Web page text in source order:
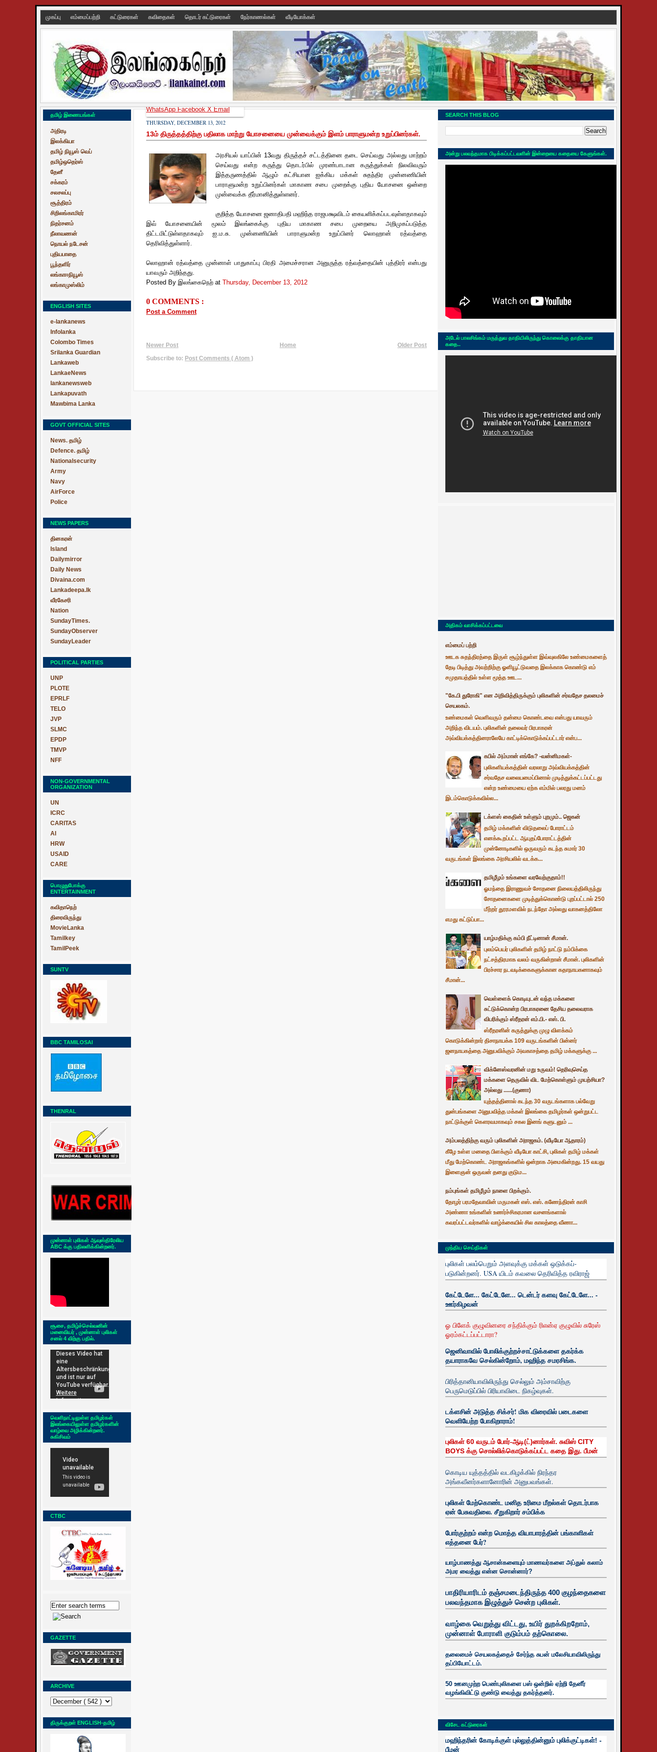
முகப்பு எம்மைப்பற்றி கட்டுரைகள் கவிதைகள் தொடர் கட்டுரைகள் நேர்காணல்கள் வீடியோக்கள்
தமிழ் இணையங்கள்
அதிரடி
இலக்கியா
தமிழ் நியூஸ் வெப்
தமிழ்ஒதெர்ஸ்
தேனீ
சக்கரம்
சலசலப்பு
சூத்திரம்
சிறிலங்காமிரர்
நிதர்சனம்
நீலாவணன்
நொயல் நடேசன்
புதியபாதை
பூந்தளிர்
லங்காஈநியூஸ்
லங்காமுஸ்லிம்
ENGLISH SITES
e-lankanews
Infolanka
Colombo Times
Srilanka Guardian
Lankaweb
LankaeNews
lankanewsweb
Lankapuvath
Mawbima Lanka
GOVT OFFICIAL SITES
News. தமிழ்
Defence. தமிழ்
Nationalsecurity
Army
Navy
AirForce
Police
NEWS PAPERS
தினகரன்
Island
Dailymirror
Daily News
Divaina.com
Lankadeepa.lk
வீரகேசரி
Nation
SundayTimes.
SundayObserver
SundayLeader
POLITICAL PARTIES
UNP
PLOTE
EPRLF
TELO
JVP
SLMC
EPDP
TMVP
NFF
NON-GOVERNMENTAL
ORGANIZATION
UN
ICRC
CARITAS
AI
HRW
USAID
CARE
பொழுதுபோக்கு
ENTERTAINMENT
கவிதாநெற்
திரைவிருந்து
MovieLanka
Tamilkey
TamilPeek
SUNTV
BBC TAMILOSAI
THENRAL
முன்னாள் புலிகள் ஆவுஸ்திரேலிய
ABC க்கு பதிலளிக்கின்றனர்.
சூசை, தமிழ்ச்செல்வனின்
மனைவியர் , முன்னாள் புலிகள்
சனல் 4 விற்கு பதில்.
வெளிநாட்டிலுள்ள தமிழர்கள்
இலங்கையிலுள்ள தமிழர்களின்
வாழ்வை அழிக்கின்றனர்.
சுகிசிவம்
CTBC
GAZETTE
ARCHIVE
திருக்குறள் ENGLISH-தமிழ்
THURSDAY, DECEMBER 13, 2012
13ம் திருத்தத்திற்கு பதிலாக மாற்று யோசனையை முன்வைக்கும் இளம் பாராளுமன்ற உறுப்பினர்கள்.
அரசியல் யாப்பின் 13வது திருத்தச் சட்டத்தினை தடை செய்வது அல்லது மாற்றம்
செய்வது என்ற கருத்து தொடர்பில் முரண்பாடான கருத்துக்கள் நிலவிவரும்
இத்தருணத்தில் ஆழும் கட்சியான ஐக்கிய மக்கள் சுதந்திர முன்னணியின்
பாராளுமன்ற உறுப்பினர்கள் மாகாண சபை முறைக்கு புதியயோசனை ஒன்றை
முன்வைக்க தீர்மானித்துள்ளனர்.
குறித்த யோசனை ஜனாதிபதி மஹிந்த ராஜபக்ஷவிடம் கையளிக்கப்படவுள்ளதாகவும்
இவ் யோசனையின் மூலம் இலங்கைக்கு புதிய மாகாண சபை முறையை அறிமுகப்படுத்த
திட்டமிட்டுள்ளதாகவும் ஐ.ம.சு. முன்னணியின் பாராளுமன்ற உறுப்பினர் லொஹான் ரத்வத்தை
தெரிவித்துள்ளார்.
லொஹான் ரத்வத்தை முன்னாள் பாதுகாப்பு பிரதி அமைச்சரான அனுருத்த ரத்வத்தையின் புத்திரர் என்பது
யாவரும் அறிந்தது.
Posted By இலங்கைநெற் at Thursday, December 13, 2012
0 COMMENTS :
Post a Comment
Newer Post Older Post
Home
Subscribe to: Post Comments ( Atom )
WhatsAppFacebookXEmail
SEARCH THIS BLOG
அன்று பலவந்தமாக பிடிக்கப்பட்டவளின் இன்றையை கதையை கேளுங்கள்.
அடேல் பாலசிங்கம் மருத்துவ தாதியிலிருந்து கொலைக்கு தாதியான
கதை..
அதிகம் வாசிக்கப்பட்டவை
எம்மைப் பற்றி
ஊடக சுதந்திரத்தை இருள் சூழ்ந்துள்ள இவ்வுலகிலே உண்மைகளைத்
தேடி பிடித்து அவற்றிற்கு ஓளியூட்டுவதை இலக்காக கொண்டு எம்
சமுதாயத்தில் உள்ள மூத்த ஊட...
"கே.பி துரோகி" என அறிவித்திருக்கும் புலிகளின் சர்வதேச தலமைச்
செயலகம்.
உண்மைகள் வெளிவரும் தன்மை கொண்டவை என்பது யாவரும்
அறிந்த விடயம். புலிகளின் தலைவர் பிரபாகரன்
அவ்வியக்கத்தினராலேயே காட்டிக்கொடுக்கப்பட்டார் என்ப...
கபில் அம்மான் எங்கே? -வன்னிமகள்-
புலிகளியக்கத்தின் வரலாறு அவ்வியக்கத்தின்
சர்வதேச வலையமைப்பினால் முடித்துக்கட்டப்பட்டது
என்ற உண்மையை ஏற்க எம்மில் பலரது மனம்
இடம்கொடுக்கவில்ல...
டக்ளஸ் கைதின் உள்ளும் புறமும்.. ஜெகன்
தமிழ் மக்களின் விடுதலைப் போராட்டம்
எனக்கூறப்பட்ட ஆயுதப்போராட்டத்தின்
முன்னோடிகளில் ஒருவரும் கடந்த சுமார் 30
வருடங்கள் இலங்கை அரசியலில் வடக்க...
தமிழீழம் உங்களை வரவேற்குதாம்!!
ஓமந்தை இராணுவச் சோதனை நிலையத்திலிருந்து
சோதனைகளை முடித்துக்கொண்டு புறப்பட்டால் 250
மீற்றர் தூரமளவில் நடந்தோ அல்லது வாகனத்திலோ
எமது கட்டுப்பா...
யாழ்மதிக்கு கம்பி நீட்டினான் சீமான்.
புலம்பெயர் புலிகளின் தமிழ் நாட்டு நம்பிக்கை
நட்சத்திரமாக வலம் வருகின்றான் சீமான். புலிகளின்
பிரச்சார நடவடிக்கைகளுக்கான கதாநாயகனாகவும்
சீமான்...
வெள்ளைக் கொடியுடன் வந்த மக்களை
சுட்டுக்கொன்ற பிரபாகரனை தேசிய தலைவராக
விபரிக்கும் ஸ்ரீதரன் எம்.பி.- எஸ். பி.
ஸ்ரீதரனின் கருத்துக்கு முழு விளக்கம்
கொடுக்கின்றார் திசாநாயக்க 109 வருடங்களின் பின்னர்
ஜனநாயகத்தை அனுபவிக்கும் அவகாசத்தை தமிழ் மக்களுக்கு ...
விக்னேஸ்வரனின் மறு உருவம்! தெரிவுசெய்த
மக்களை தெருவில் விட மேற்கொள்ளும் முயற்சியா?
அல்லது ......(குணா)
யுத்தத்தினால் கடந்த 30 வருடங்களாக பல்வேறு
துன்பங்களை அனுபவித்த மக்கள் இலங்கை தமிழர்கள் ஒன்றுபட்ட
நாட்டுக்குள் கௌரவமாகவும் சகல இனங் களுடனும் ...
அம்பலத்திற்கு வரும் புலிகளின் அராஜகம். (வீடியோ ஆதாரம்)
கீழே உள்ள மனதை பிளக்கும் வீடியோ காட்சி, புலிகள் தமிழ் மக்கள்
மீது மேற்கொண்ட அராஜகங்களில் ஒன்றாக அமைகின்றது. 15 வயது
இளைஞன் ஒருவன் தனது குடும...
நம்புங்கள் தமிழீழம் நாளை பிறக்கும்.
தோழர் பரமதேவாவின் மருமகன் எஸ். எஸ். கணேந்திரன் காசி
அண்ணா உங்களின் உணர்ச்சிகரமான வசனங்களால்
கவரப்பட்டவர்களில் வாழ்க்கையில் சில காலத்தை வீணா...
முந்திய செய்திகள்
புலிகள் பலம்பெறும் அளவுக்கு மக்கள் ஒடுக்கப்-
படுகின்றனர். USA யிடம் கவலை தெரிவித்த ரவிராஜ்
கேட்டேளே... கேட்டேளே... டென்டர் களவு கேட்டேளே... -
ஊர்கிழவன்
ஓ பிளேக் குழுவினரை சந்திக்கும் ரிஎன்ஏ குழுவில் சுரேஸ்
ஓரம்கட்டப்பட்டாரா?
ஜெனிவாவில் போலிக்குற்றச்சாட்டுக்களை தகர்க்க
தயாராகவே செல்கின்றோம், மஹிந்த சமரசிங்க.
பிரித்தானியாவிலிருந்து செல்லும் அம்சாவிற்கு
பெருமெடுப்பில் பிரியாவிடை நிகழ்வுகள்.
டக்ளசின் அடுத்த சிக்சர்! மிக விரைவில் படைகளை
வெளியேற்ற போகிறாராம்!
புலிகள் 60 வருடம் போர்-ஆடி(ட்)னார்கள். சுவிஸ் CITY
BOYS க்கு சொல்லிக்கொடுக்கப்பட்ட கதை இது. பீமன்
கொடிய யுத்தத்தில் வடகிழக்கில் நிரந்தர
அங்கவீனர்களானோரின் அனுபவங்கள்.
புலிகள் மேற்கொண்ட மனித உரிமை மீறல்கள் தொடர்பாக
ஏன் பேசுவதிலை. சீறுகிறார் சம்பிக்க
போர்குற்றம் என்ற மொத்த வியாபாரத்தின் பங்காளிகள்
எத்தனை பேர்?
யாழ்பாணத்து ஆசான்களையும் மாணவர்களை அப்துல் கலாம்
அமர வைத்து என்ன சொன்னார்?
பாதிரியாரிடம் தஞ்சமடைந்திருந்த 400 குழந்தைகளை
பலவந்தமாக இழுத்துச் சென்ற புலிகள்.
வாழ்கை வெறுத்து விட்டது, உயிர் துறக்கிறறோம்,
முன்னாள் போராளி குடும்பம் தற்கொலை.
தலைமைச் செயலகத்தைச் சேர்ந்த சுபன் மலேசியாவிலிருந்து
தப்பியோட்டம்.
50 ஊனமுற்ற பெண்புலிகளை பஸ் ஒன்றில் ஏற்றி தேனீர்
வழங்கிவிட்டு குண்டு வைத்து தகர்த்தனர்.
விசேட கட்டுரைகள்
மஹிந்தரின் கோடிக்குள் புல்லுத்தின்னும் புலிக்குட்டிகள்! -
பீமன்